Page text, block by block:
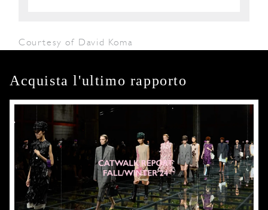
Courtesy of David Koma
Acquista l'ultimo rapporto